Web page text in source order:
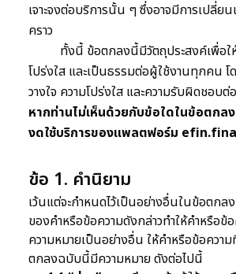
เจาะจงต่อบริการนั้น ๆ ซึ่งอาจมีการเปลี่ย
คราว
ทั้งนี้ ข้อตกลงนี้มีวัตถุประสงค์เพื่อใ
โปร่งใส และเป็นธรรมต่อผู้ใช้งานทุกคน โ
วางใจ ความโปร่งใส และความรับผิดชอบ
หากท่านไม่เห็นด้วยกับข้อใดในข้อตกล
งดใช้บริการของแพลตฟอร์ม
ข้อ 1. คำนิยาม
เว้นแต่จะกำหนดไว้เป็นอย่างอื่นในข้อตก
ของคำหรือข้อความดังกล่าวทำให้คำหรือข้
ความหมายเป็นอย่างอื่น ให้คำหรือข้อควา
ตกลงฉบับนี้มีความหมาย ดังต่อไปนี้